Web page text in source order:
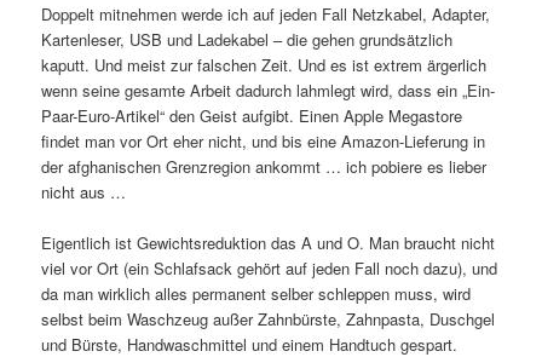
Doppelt mitnehmen werde ich auf jeden Fall Netzkabel, Adapter,
Kartenleser, USB und Ladekabel – die gehen grundsätzlich
kaputt. Und meist zur falschen Zeit. Und es ist extrem ärgerlich
wenn seine gesamte Arbeit dadurch lahmlegt wird, dass ein „Ein-
Paar-Euro-Artikel“ den Geist aufgibt. Einen Apple Megastore
findet man vor Ort eher nicht, und bis eine Amazon-Lieferung in
der afghanischen Grenzregion ankommt … ich pobiere es lieber
nicht aus …
Eigentlich ist Gewichtsreduktion das A und O. Man braucht nicht
viel vor Ort (ein Schlafsack gehört auf jeden Fall noch dazu), und
da man wirklich alles permanent selber schleppen muss, wird
selbst beim Waschzeug außer Zahnbürste, Zahnpasta, Duschgel
und Bürste, Handwaschmittel und einem Handtuch gespart.